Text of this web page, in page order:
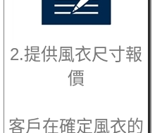
2.提供風衣尺寸報
價
客戶在確定風衣的